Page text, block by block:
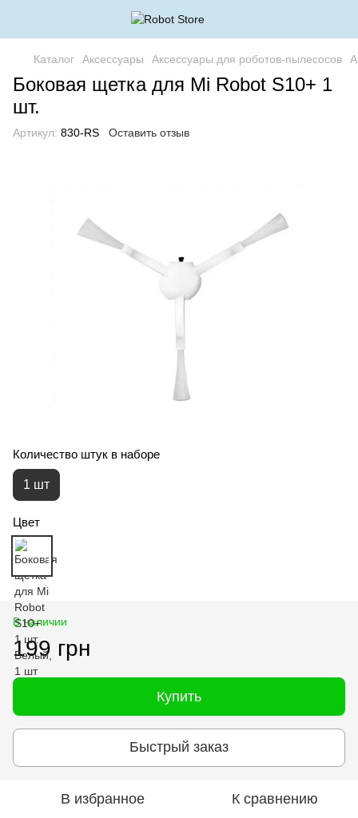
Каталог Аксессуары Аксессуары для роботов-пылесосов
Боковая щетка для Mi Robot S10+ 1
шт.
Артикул: 830-RS Оставить отзыв
Количество штук в наборе
1 шт
Цвет
В наличии
199 грн
Купить
Быстрый заказ
В избранное К сравнению